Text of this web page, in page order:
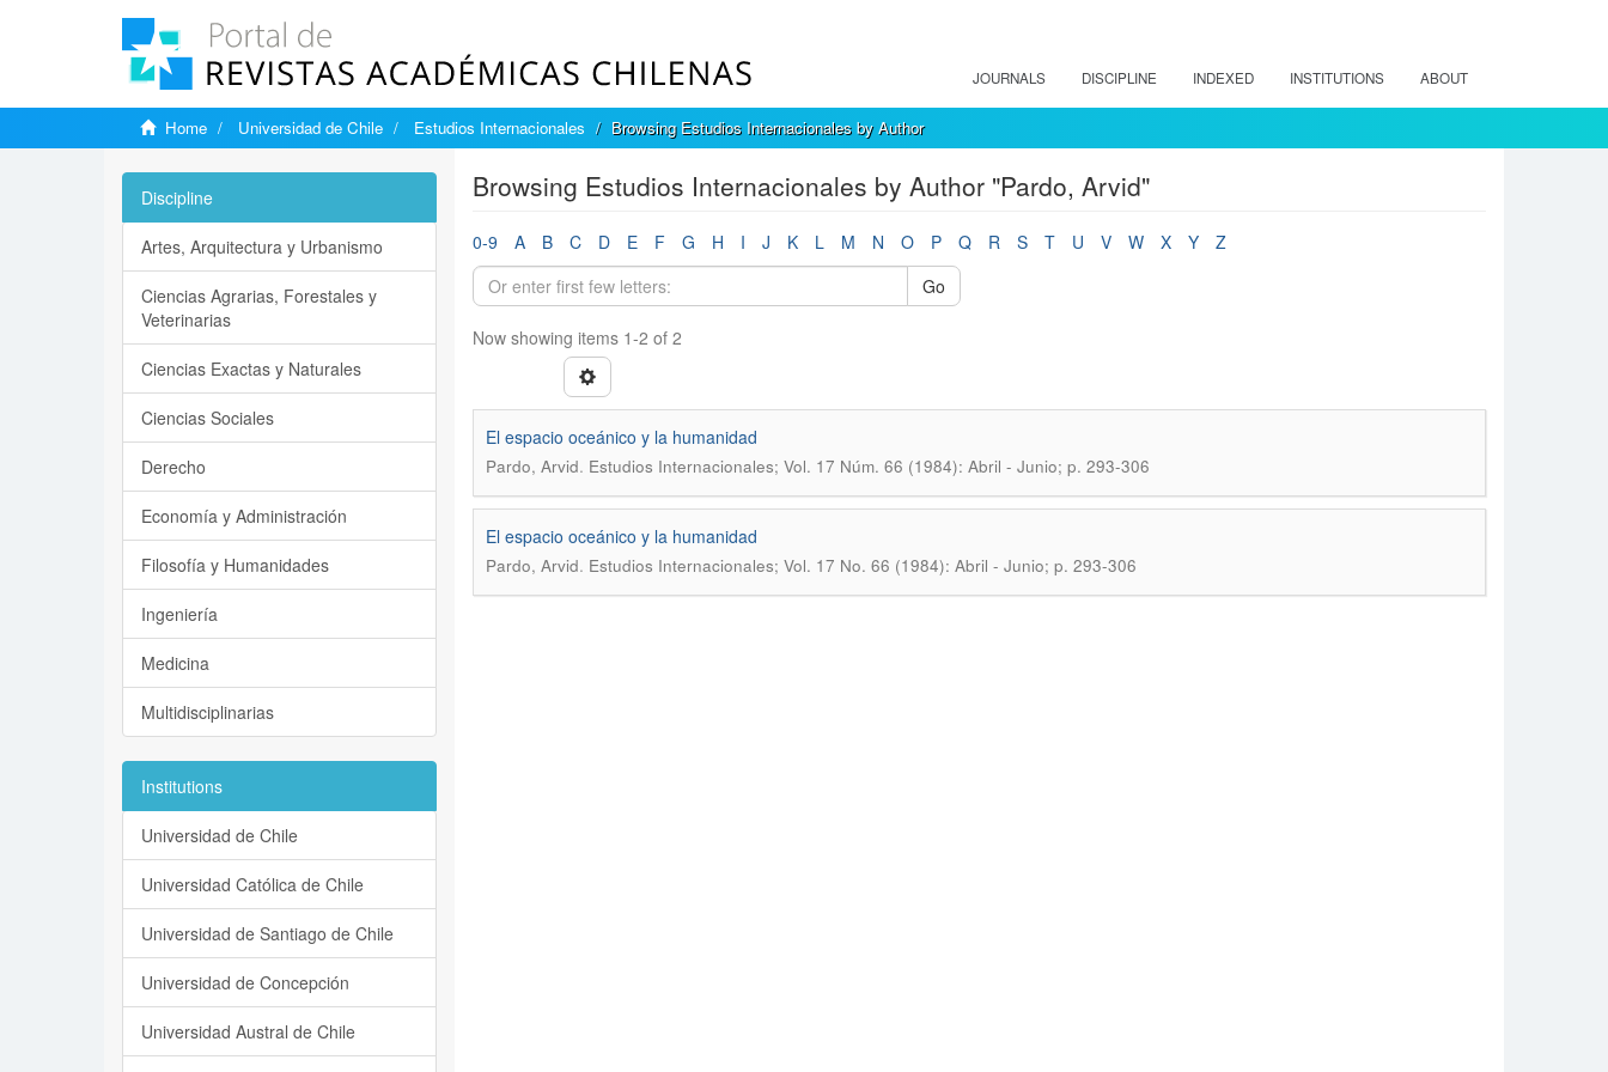
JOURNALS DISCIPLINE INDEXED INSTITUTIONS ABOUT
Home Universidad de Chile Estudios Internacionales Browsing Estudios Internacionales by Author
Browsing Estudios Internacionales by Author "Pardo, Arvid"
0-9 A B C D E F G H I J K L M N O P Q R S T U V W X Y
Z
Go
Now showing items 1-2 of 2
El espacio oceánico y la humanidad
Pardo, Arvid. Estudios Internacionales; Vol. 17 Núm. 66 (1984): Abril - Junio; p. 293-306
El espacio oceánico y la humanidad
Pardo, Arvid. Estudios Internacionales; Vol. 17 No. 66 (1984): Abril - Junio; p. 293-306
Discipline
Artes, Arquitectura y Urbanismo
Ciencias Agrarias, Forestales y
Veterinarias
Ciencias Exactas y Naturales
Ciencias Sociales
Derecho
Economía y Administración
Filosofía y Humanidades
Ingeniería
Medicina
Multidisciplinarias
Institutions
Universidad de Chile
Universidad Católica de Chile
Universidad de Santiago de Chile
Universidad de Concepción
Universidad Austral de Chile